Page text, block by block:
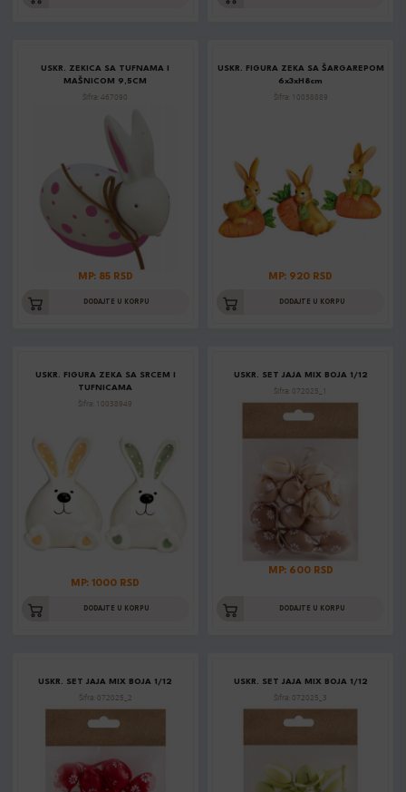
USKR. ZEKICA SA TUFNAMA I
MAŠNICOM 9,5CM
Šifra: 467090
MP: 85 RSD
DODAJTE U KORPU
USKR. FIGURA ZEKA SA ŠARGAREPOM
6x3xH8cm
Šifra: 10038889
MP: 920 RSD
DODAJTE U KORPU
USKR. FIGURA ZEKA SA SRCEM I
TUFNICAMA
Šifra: 10038949
MP: 1000 RSD
DODAJTE U KORPU
USKR. SET JAJA MIX BOJA 1/12
Šifra: 072025_1
MP: 600 RSD
DODAJTE U KORPU
USKR. SET JAJA MIX BOJA 1/12
Šifra: 072025_2
USKR. SET JAJA MIX BOJA 1/12
Šifra: 072025_3